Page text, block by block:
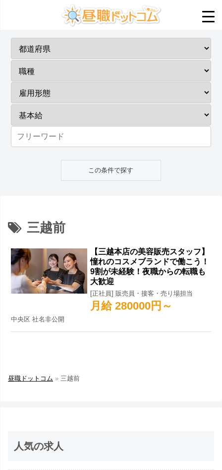
三越前
【三越本店の美容販売スタッフ】
憧れのコスメブランドで働こう！
9割が未経験！夜職からの転職も
大歓迎
[正社員] 販売員・接客・売り場担当
月給 280000円～
中央区 社名非公開
昼職ドットコム » 三越前
人気の求人